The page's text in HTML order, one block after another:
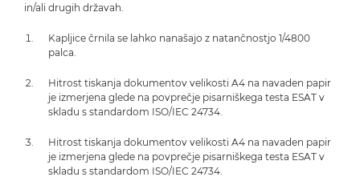
in/ali drugih državah.
Kapljice črnila se lahko nanašajo z natančnostjo 1/4800
palca.
Hitrost tiskanja dokumentov velikosti A4 na navaden papir
je izmerjena glede na povprečje pisarniškega testa ESAT v
skladu s standardom ISO/IEC 24734.
Hitrost tiskanja dokumentov velikosti A4 na navaden papir
je izmerjena glede na povprečje pisarniškega testa ESAT v
skladu s standardom ISO/IEC 24734.